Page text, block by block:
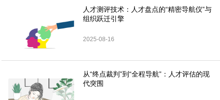
人才测评技术：人才盘点的“精密导航仪”与
组织跃迁引擎
2025-08-16
从“终点裁判”到“全程导航”：人才评估的现
代突围